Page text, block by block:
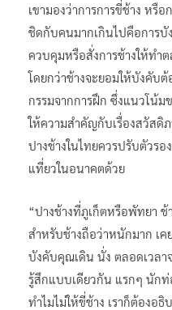
เขามองว่าการการขี่ช้าง หรื
ชิดกับคนมากเกินไปคือการบั
ควบคุมหรือสั่งการช้างให้ทำ
โดยกว่าช้างจะยอมให้บังคับ
กรรมจากการฝึก ซึ่งแนวโน้ม
ให้ความสำคัญกับเรื่องสวัส
ปางช้างในไทยควรปรับตัวร
แที่ยวในอนาคตด้วย
“ปางช้างที่ภูเก็ตหรือพัทยา ช้
สำหรับช้างถือว่าหนักมาก เ
บังคับคุณเดิน นั่ง ตลอดเวลา
รู้สึกแบบเดียวกัน แรกๆ นักท่
ทำไมไม่ให้ขี่ช้าง เราก็ต้องอธิ